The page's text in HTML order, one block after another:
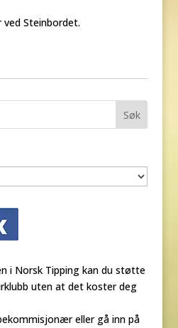
ved Steinbordet.
Søk
i Norsk Tipping kan du støtte
uten at det koster deg
eller gå inn på